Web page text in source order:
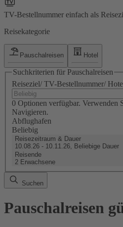
TV-Bestellnummer einfach als
Reisekategorie
Pauschalreisen Hotel
Suchkriterien für Pauschalreisen
Reiseziel/ TV-Bestellnummer/
0 Optionen verfügbar. Verwenden
Navigieren.
Abflughafen
Beliebig
Reisezeitraum & Dauer
10.08.26 - 10.11.26, Beliebige Dauer
Reisende
2 Erwachsene
Suchen
Pauschalreisen